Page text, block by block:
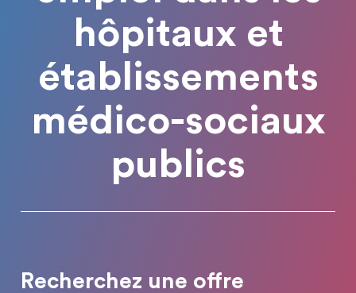
hôpitaux et
établissements
médico-sociaux
publics
Recherchez une offre